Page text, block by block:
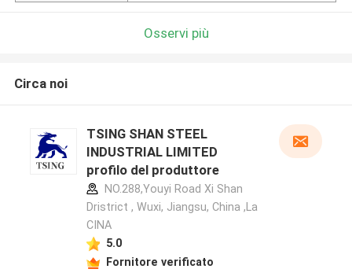
Osservi più
Circa noi
TSING SHAN STEEL
INDUSTRIAL LIMITED
profilo del produttore
NO.288,Youyi Road Xi Shan
Dristrict , Wuxi, Jiangsu, China ,La
CINA
5.0
Fornitore verificato